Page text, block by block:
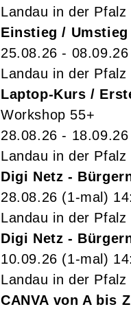
Landau in der Pfalz
Einstieg /
25.08.26 - 08.09.26
Landau in der Pfalz
Laptop-Kurs /
Workshop 55+
28.08.26 - 18.09.26
Landau in der Pfalz
Digi Netz -
28.08.26 (1-mal)
Landau in der Pfalz
Digi Netz -
10.09.26 (1-mal)
Landau in der Pfalz
CANVA von A bis